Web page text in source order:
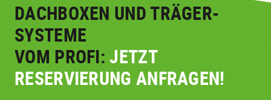
DACHBOXEN UND TRÄGER-
SYSTEME
VOM PROFI:JETZT
RESERVIERUNG ANFRAGEN!